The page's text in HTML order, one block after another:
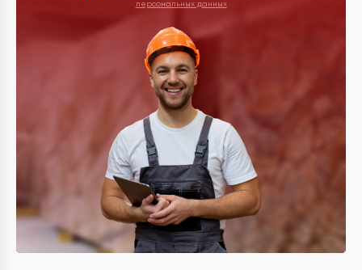
персональных данных